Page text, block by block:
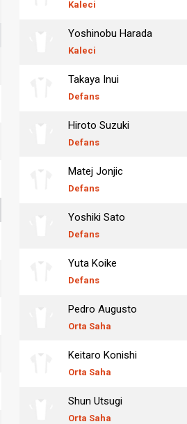
Kaleci
Yoshinobu Harada
Kaleci
Takaya Inui
Defans
Hiroto Suzuki
Defans
Matej Jonjic
Defans
Yoshiki Sato
Defans
Yuta Koike
Defans
Pedro Augusto
Orta Saha
Keitaro Konishi
Orta Saha
Shun Utsugi
Orta Saha